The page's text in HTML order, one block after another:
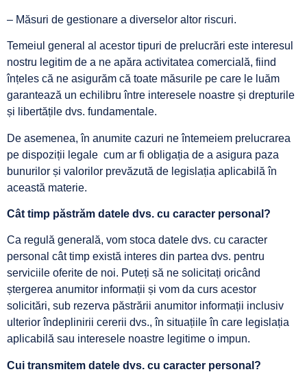
– Măsuri de gestionare a diverselor altor riscuri.
Temeiul general al acestor tipuri de prelucrări este interesul
nostru legitim de a ne apăra activitatea comercială, fiind
înțeles că ne asigurăm că toate măsurile pe care le luăm
garantează un echilibru între interesele noastre și drepturile
și libertățile dvs. fundamentale.
De asemenea, în anumite cazuri ne întemeiem prelucrarea
pe dispoziții legale cum ar fi obligația de a asigura paza
bunurilor și valorilor prevăzută de legislația aplicabilă în
această materie.
Cât timp păstrăm datele dvs. cu caracter personal?
Ca regulă generală, vom stoca datele dvs. cu caracter
personal cât timp există interes din partea dvs. pentru
serviciile oferite de noi. Puteți să ne solicitați oricând
ștergerea anumitor informații și vom da curs acestor
solicitări, sub rezerva păstrării anumitor informații inclusiv
ulterior îndeplinirii cererii dvs., în situațiile în care legislația
aplicabilă sau interesele noastre legitime o impun.
Cui transmitem datele dvs. cu caracter personal?